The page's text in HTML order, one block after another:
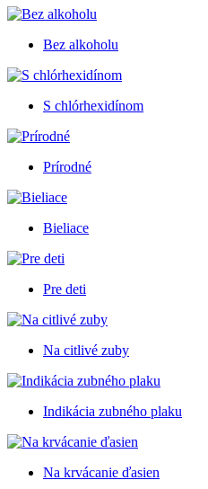
Bez alkoholu
S chlórhexidínom
Prírodné
Bieliace
Pre deti
Na citlivé zuby
Indikácia zubného plaku
Na krvácanie ďasien